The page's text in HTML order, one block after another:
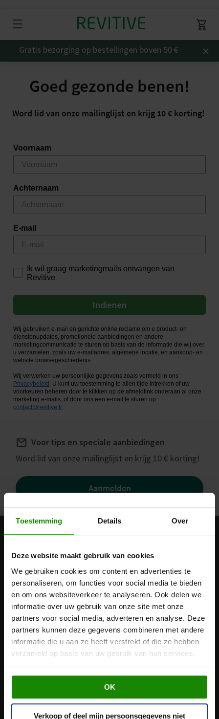
Toestemming Details Over
Deze website maakt gebruik van cookies
We gebruiken cookies om content en advertenties te
personaliseren, om functies voor social media te bieden
en om ons websiteverkeer te analyseren. Ook delen we
informatie over uw gebruik van onze site met onze
partners voor social media, adverteren en analyse. Deze
partners kunnen deze gegevens combineren met andere
informatie die u aan ze heeft verstrekt of die ze hebben
verzameld op basis van uw gebruik van hun services.
OK
Verkoop of deel mijn persoonsgegevens niet
Gratis bezorging op bestellingen boven 50 € ×
Goed gezonde benen!
Word lid van onze mailinglijst en krijg 10 € korting!
Voornaam
Achternaam
E-mail
Ik wil graag marketingmails ontvangen van
Revitive
Indienen
Wij gebruiken e-mail en gerichte online reclame om u product- en
dienstenupdates, promotionele aanbiedingen en andere
marketingcommunicatie te sturen op basis van de informatie die wij over
u verzamelen, zoals uw e-mailadres, algemene locatie, en aankoop- en
website browsegeschiedenis.
Wij verwerken uw persoonlijke gegevens zoals vermeld in ons
Privacybeleid . U kunt uw toestemming te allen tijde intrekken of uw
voorkeuren beheren door te klikken op de afmeldlink onderaan al onze
marketing e-mails, of door ons een e-mail te sturen op
contact@revitive.fr.
Voor tips en speciale aanbiedingen
Word lid van onze mailinglijst en krijg 10 € korting!
Aanmelden
+33 1 75 85 04 05 De klantendienst is gratis bereikbaar
via een vaste lijn in Belgïe / Maandag - Vrijdag
Producten
Medic
Medic Knie
Medic Coach Verbonden
ProHealth
Revitive Essential
Klantenservice
Inschrijving Garantie
60 dagen zonder risico
Contact